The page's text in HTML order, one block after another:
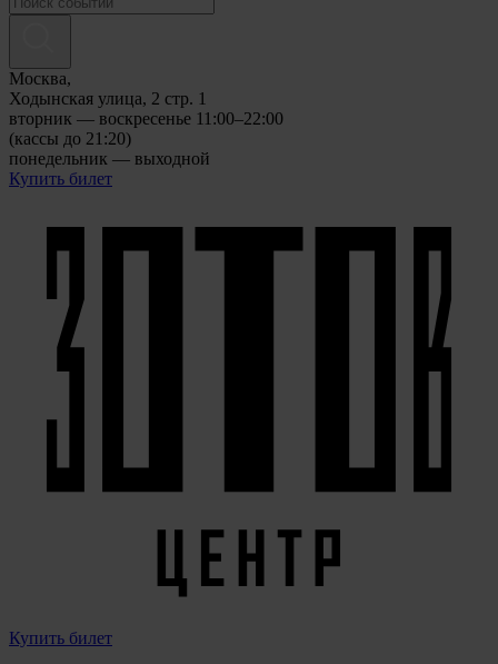
Москва,
Ходынская улица, 2 стр. 1
вторник — воскресенье 11:00–22:00
(кассы до 21:20)
понедельник — выходной
Купить билет
Купить билет